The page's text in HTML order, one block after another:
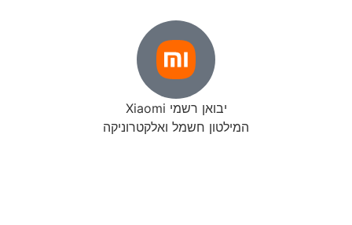
יבואן רשמי Xiaomi
המילטון חשמל ואלקטרוניקה